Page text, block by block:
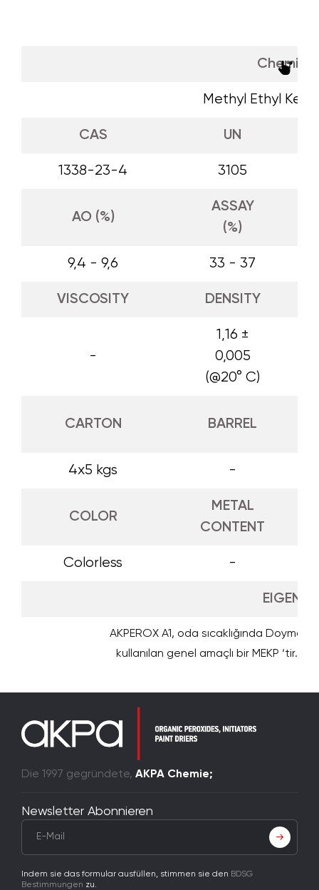
Methyl Ethyl
CAS UN
1338-23-4 3105
AO (%)
ASSAY
(%)
9,4 - 9,6 33 - 37
VISCOSITY DENSITY
-
1,16 ±
0,005
(@20° C)
CARTON BARREL
4x5 kgs -
COLOR
METAL
CONTENT
Colorless -
AKPEROX A1, oda sıcaklığında
kullanılan genel amaçlı bir MEKP ‘tir.
Die 1997 gegründete, AKPA Chemie;
Newsletter Abonnieren
Indem sie das formular ausfüllen, stimmen sie den BDSG
Bestimmungen zu.